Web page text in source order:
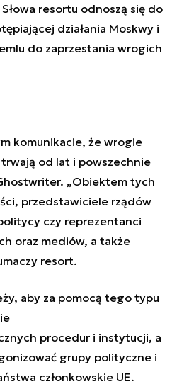
resortu odnoszą się do
działania Moskwy i
do zaprzestania wrogich
komunikacie, że wrogie
od lat i powszechnie
. „Obiektem tych
przedstawiciele rządów
czy reprezentanci
oraz mediów, a także
resort.
aby za pomocą tego typu
procedur i instytucji, a
grupy polityczne i
członkowskie UE.